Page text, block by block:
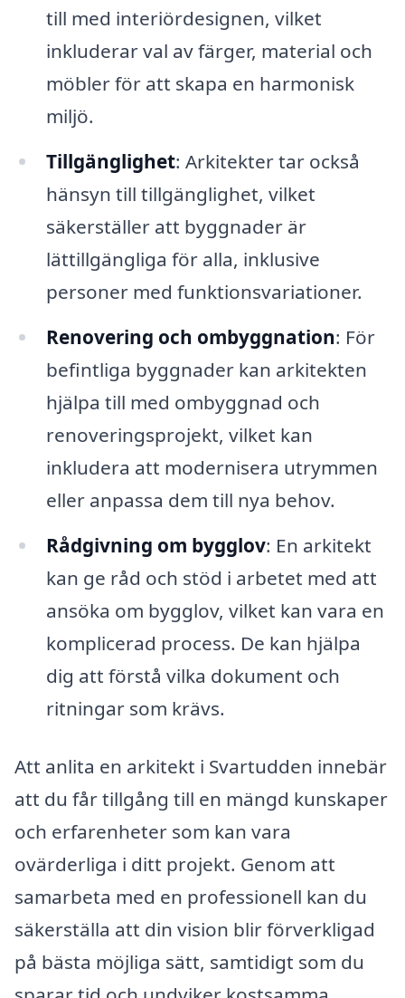
till med interiördesignen, vilket
inkluderar val av färger, material och
möbler för att skapa en harmonisk
miljö.
Tillgänglighet: Arkitekter tar också
hänsyn till tillgänglighet, vilket
säkerställer att byggnader är
lättillgängliga för alla, inklusive
personer med funktionsvariationer.
Renovering och ombyggnation: För
befintliga byggnader kan arkitekten
hjälpa till med ombyggnad och
renoveringsprojekt, vilket kan
inkludera att modernisera utrymmen
eller anpassa dem till nya behov.
Rådgivning om bygglov: En arkitekt
kan ge råd och stöd i arbetet med att
ansöka om bygglov, vilket kan vara en
komplicerad process. De kan hjälpa
dig att förstå vilka dokument och
ritningar som krävs.
Att anlita en arkitekt i Svartudden innebär
att du får tillgång till en mängd kunskaper
och erfarenheter som kan vara
ovärderliga i ditt projekt. Genom att
samarbeta med en professionell kan du
säkerställa att din vision blir förverkligad
på bästa möjliga sätt, samtidigt som du